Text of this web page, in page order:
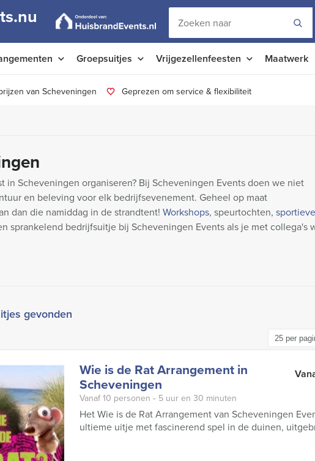
Groepsuitjes Vrijgezellenfeesten Maatwerk
van Scheveningen Geprezen om service & flexibiliteit
Scheveningen organiseren? Bij Scheveningen Events doen we niet
en beleving voor elk bedrijfsevenement. Geheel op maat
dan die namiddag in de strandtent! Workshops, speurtochten, sportieve
sprankelend bedrijfsuitje bij Scheveningen Events als je met collega's
gevonden
Wie is de Rat Arrangement in
Scheveningen
Vanaf 10 personen ‐ 5 uur en 30 minuten
Het Wie is de Rat Arrangement van Scheveningen
ultieme uitje met fascinerend spel in de duinen,